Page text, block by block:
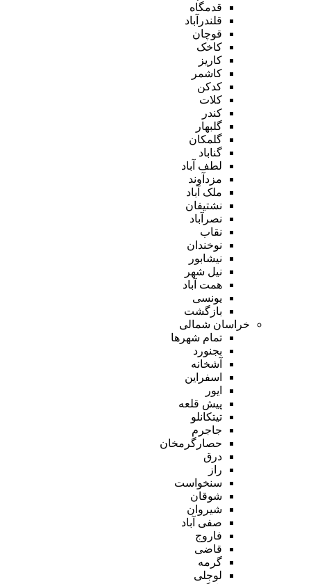
قدمگاه
قلندرآباد
قوچان
کاخک
کاریز
کاشمر
کدکن
کلات
کندر
گلبهار
گلمکان
گناباد
لطف آباد
مزدآوند
ملک آباد
نشتیفان
نصرآباد
نقاب
نوخندان
نیشابور
نیل شهر
همت آباد
یونسی
بازگشت
خراسان شمالی
تمام شهر‌ها
بجنورد
آشخانه
اسفراین
ایور
پیش قلعه
تیتکانلو
جاجرم
حصارگرمخان
درق
راز
سنخواست
شوقان
شیروان
صفی آباد
فاروج
قاضی
گرمه
لوجلی